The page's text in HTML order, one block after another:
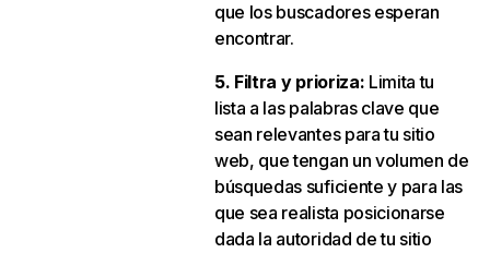
que los buscadores esperan
encontrar.
5. Filtra y prioriza: Limita tu
lista a las palabras clave que
sean relevantes para tu sitio
web, que tengan un volumen de
búsquedas suficiente y para las
que sea realista posicionarse
dada la autoridad de tu sitio